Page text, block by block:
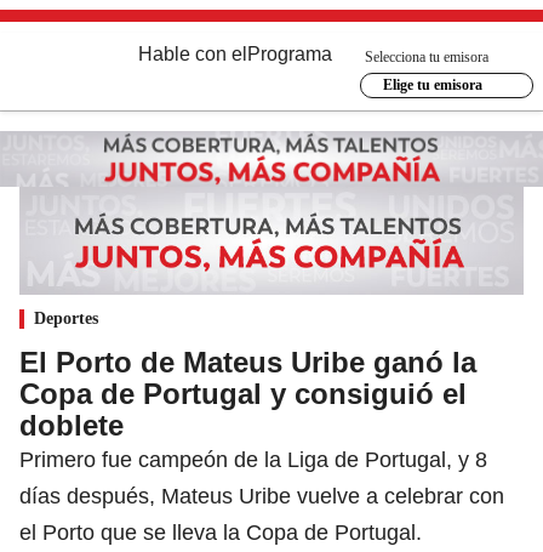
Hable con el Programa
Selecciona tu emisora
Elige tu emisora
Deportes
El Porto de Mateus Uribe ganó la
Copa de Portugal y consiguió el
doblete
Primero fue campeón de la Liga de Portugal, y 8
días después, Mateus Uribe vuelve a celebrar con
el Porto que se lleva la Copa de Portugal.